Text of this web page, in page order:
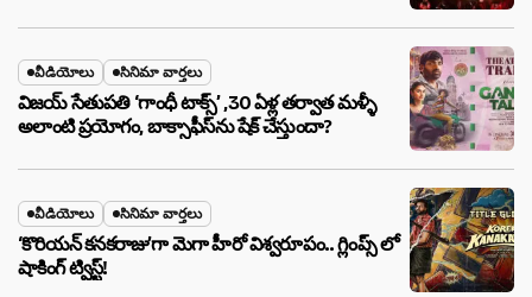
వీడియోలు సినిమా వార్తలు
విజయ్ సేతుపతి ‘గాంధీ టాక్స్’ ,30 ఏళ్ల తర్వాత మళ్ళీ
అలాంటి ప్రయోగం, బాక్సాఫీస్‌ను షేక్ చేస్తుందా?
వీడియోలు సినిమా వార్తలు
‘కొరియన్ కనకరాజు’గా మెగా హీరో విశ్వరూపం.. గ్లింప్స్ లో
షాకింగ్ ట్విస్ట్!